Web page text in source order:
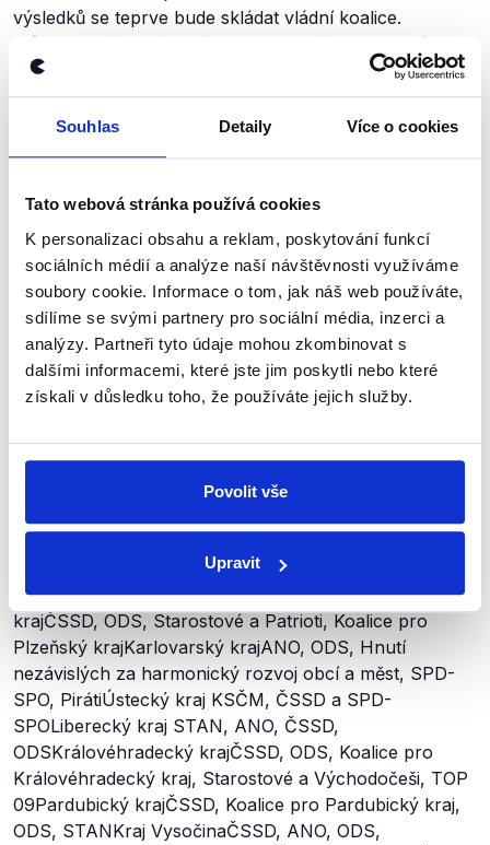
Souhlas Detaily Více o cookies
Tato webová stránka používá cookies
K personalizaci obsahu a reklam, poskytování funkcí
sociálních médií a analýze naší návštěvnosti využíváme
soubory cookie. Informace o tom, jak náš web používáte,
sdílíme se svými partnery pro sociální média, inzerci a
analýzy. Partneři tyto údaje mohou zkombinovat s
dalšími informacemi, které jste jim poskytli nebo které
získali v důsledku toho, že používáte jejich služby.
Povolit vše
Upravit
výsledků se teprve bude skládat vládní koalice.
Můžeme ovšem již nyní sledovat např. v jednotlivých
regionech, nakolik spolu subjekty umí žít. Kauzy kolem
hejtmana Zimoly nastartovaly rozpad koalice v
Jihočeském kraji. Už je zde ovšem podepsána koalice
Z řady vyjádření celostátních politiků může volič získat
dojem, že mezi některými stranami leží nepřekonatelné
příkopy. Znáte to - padací most, vodní příkop s
krokodýlem…
V politické realitě tomu tak ovšem není. Jedno z
nejznámějších klišé české politiky zní: „Chodníky nejsou
pravicové ani levicové.” Tedy že na úrovni krajů či obcí
vlastně nejsou až tak podstatné ideové rozdíly mezi
stranami. Aktuálně nepravicové a nelevicové chodníky
(nebo slovy krajských politiků „dvojky a trojky“, tj.
silnice 2. a 3. třídy) v krajích spravují tyto sestavy:
Středočeský krajANO, STAN, ODSJihočeský krajČSSD,
KDU-ČSL, Jihočeši 2012, Pro Jižní ČechyPlzeňský
krajČSSD, ODS, Starostové a Patrioti, Koalice pro
Plzeňský krajKarlovarský krajANO, ODS, Hnutí
nezávislých za harmonický rozvoj obcí a měst, SPD-
SPO, PirátiÚstecký kraj KSČM, ČSSD a SPD-
SPOLiberecký kraj STAN, ANO, ČSSD,
ODSKrálovéhradecký krajČSSD, ODS, Koalice pro
Královéhradecký kraj, Starostové a Východočeši, TOP
09Pardubický krajČSSD, Koalice pro Pardubický kraj,
ODS, STANKraj VysočinaČSSD, ANO, ODS,